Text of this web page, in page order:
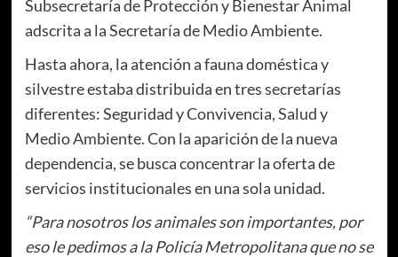
Subsecretaría de Protección y Bienestar Animal
adscrita a la Secretaría de Medio Ambiente.
Hasta ahora, la atención a fauna doméstica y
silvestre estaba distribuida en tres secretarías
diferentes: Seguridad y Convivencia, Salud y
Medio Ambiente. Con la aparición de la nueva
dependencia, se busca concentrar la oferta de
servicios institucionales en una sola unidad.
“Para nosotros los animales son importantes, por
eso le pedimos a la Policía Metropolitana que no se